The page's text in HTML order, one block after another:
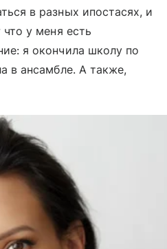
в разных ипостасях, и
у меня есть
я окончила школу по
в ансамбле. А также,